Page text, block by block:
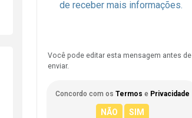
Você pode editar esta mensagem antes de
enviar.
Concordo com os Termos e Privacidade